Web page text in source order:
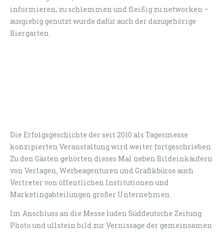
informieren, zu schlemmen und fleißig zu networken –
ausgiebig genutzt wurde dafür auch der dazugehörige
Biergarten.
Die Erfolgsgeschichte der seit 2010 als Tagesmesse
konzipierten Veranstaltung wird weiter fortgeschrieben.
Zu den Gästen gehörten dieses Mal neben Bildeinkäufern
von Verlagen, Werbeagenturen und Grafikbüros auch
Vertreter von öffentlichen Institutionen und
Marketingabteilungen großer Unternehmen.
Im Anschluss an die Messe luden Süddeutsche Zeitung
Photo und ullstein bild zur Vernissage der gemeinsamen